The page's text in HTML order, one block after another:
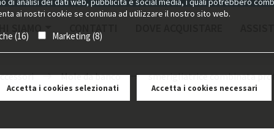
ai nostri cookie se continua ad utilizzare il nostro sito web.
(16) Marketing (8)
Accetta i cookies selezionati Accetta i cookies necessari
CHI SIAMO
Mole da banco smerigliatrice combinata